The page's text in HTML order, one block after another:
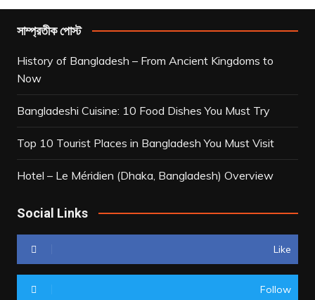
সাম্প্রতীক পোস্ট
History of Bangladesh – From Ancient Kingdoms to
Now
Bangladeshi Cuisine: 10 Food Dishes You Must Try
Top 10 Tourist Places in Bangladesh You Must Visit
Hotel – Le Méridien (Dhaka, Bangladesh) Overview
Social Links
Like
Follow